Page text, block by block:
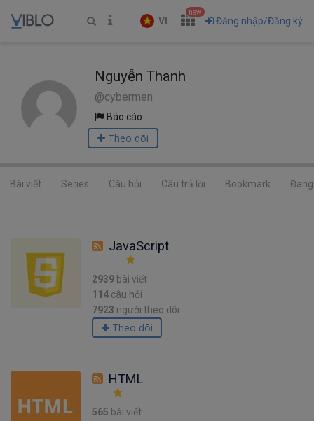
VI
new
Đăng nhập/Đăng ký
Nguyễn Thanh
@cybermen
Báo cáo
Theo dõi
Bài viết Series Câu hỏi Câu trả lời Bookmark
JavaScript
2939 bài viết
114 câu hỏi
7923 người theo dõi
Theo dõi
HTML
565 bài viết